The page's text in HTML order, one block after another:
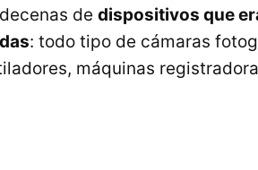
de dispositivos que
: todo tipo de cámaras
máquinas